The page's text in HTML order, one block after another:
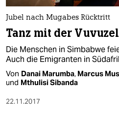
Jubel nach Mugabes Rücktritt
Tanz mit der
Die Menschen in Simbabwe
Auch die Emigranten in
Von Danai Marumba, Marcus
und Mthulisi Sibanda
22.11.2017